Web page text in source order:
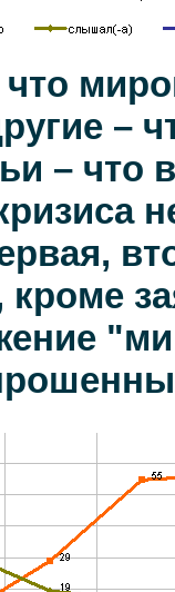
–
–
кроме